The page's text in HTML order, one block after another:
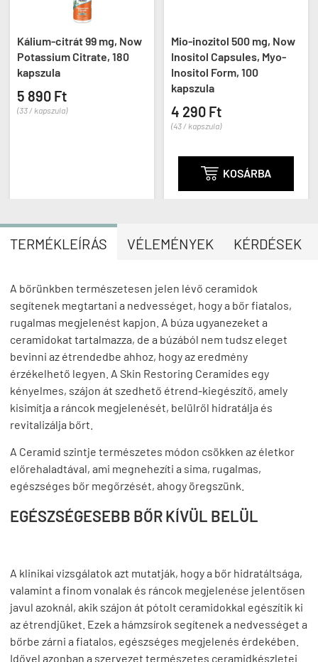
Kálium-citrát 99 mg, Now
Potassium Citrate, 180
kapszula
5 890 Ft
(33 / kapszula)
Mio-inozitol 500 mg, Now
Inositol Capsules, Myo-
Inositol Form, 100
kapszula
4 290 Ft
(43 / kapszula)
 KOSÁRBA
TERMÉKLEÍRÁS VÉLEMÉNYEK KÉRDÉSEK
A bőrünkben természetesen jelen lévő ceramidok
segítenek megtartani a nedvességet, hogy a bőr fiatalos,
rugalmas megjelenést kapjon. A búza ugyanezeket a
ceramidokat tartalmazza, de a búzából nem tudsz eleget
bevinni az étrendedbe ahhoz, hogy az eredmény
érzékelhető legyen. A Skin Restoring Ceramides egy
kényelmes, szájon át szedhető étrend-kiegészítő, amely
kisimítja a ráncok megjelenését, belülről hidratálja és
revitalizálja bőrt.
A Ceramid szintje természetes módon csökken az életkor
előrehaladtával, ami megnehezíti a sima, rugalmas,
egészséges bőr megőrzését, ahogy öregszünk.
EGÉSZSÉGESEBB BŐR KÍVÜL BELÜL
A klinikai vizsgálatok azt mutatják, hogy a bőr hidratáltsága,
valamint a finom vonalak és ráncok megjelenése jelentősen
javul azoknál, akik szájon át pótolt ceramidokkal egészítik ki
az étrendjüket. Ezek a hámzsírok segítenek a nedvességet a
bőrbe zárni a fiatalos, egészséges megjelenés érdekében.
Idővel azonban a szervezet természetes ceramidkészletei